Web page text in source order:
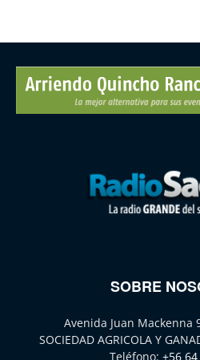
SOBRE
Avenida Juan Mackenna
SOCIEDAD AGRICOLA Y
Teléfono: +56